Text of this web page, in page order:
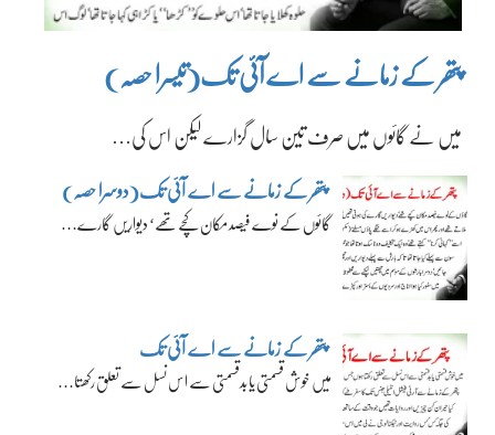
پتھر کے زمانے سے اے آئی تک(تیسرا حصہ)
میں نے گائوں میں صرف تین سال گزارے لیکن اس کی…
پتھر کے زمانے سے اے آئی تک(دوسرا حصہ)
گائوں کے نوے فیصد مکان کچے تھے‘ دیواریں گارے…
پتھر کے زمانے سے اے آئی تک
میں خوش قسمتی یا بدقسمتی سے اس نسل سے تعلق رکھتا…